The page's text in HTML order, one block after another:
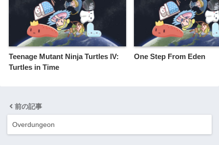
Teenage Mutant Ninja Turtles IV:
Turtles in Time
One Step From Eden
前の記事
Overdungeon